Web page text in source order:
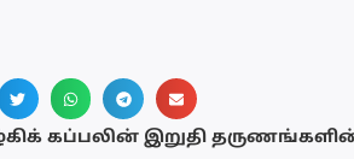
கப்பலின் இறுதி தருணங்களின்